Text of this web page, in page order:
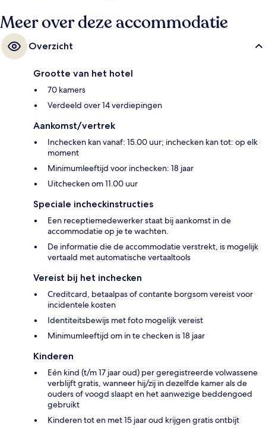
Meer over deze accommodatie
Overzicht
Grootte van het hotel
70 kamers
Verdeeld over 14 verdiepingen
Aankomst/vertrek
Inchecken kan vanaf: 15.00 uur; inchecken kan tot: op elk
moment
Minimumleeftijd voor inchecken: 18 jaar
Uitchecken om 11.00 uur
Speciale incheckinstructies
Een receptiemedewerker staat bij aankomst in de
accommodatie op je te wachten.
De informatie die de accommodatie verstrekt, is mogelijk
vertaald met automatische vertaaltools
Vereist bij het inchecken
Creditcard, betaalpas of contante borgsom vereist voor
incidentele kosten
Identiteitsbewijs met foto mogelijk vereist
Minimumleeftijd om in te checken is 18 jaar
Kinderen
Eén kind (t/m 17 jaar oud) per geregistreerde volwassene
verblijft gratis, wanneer hij/zij in dezelfde kamer als de
ouders of voogd slaapt en het aanwezige beddengoed
gebruikt
Kinderen tot en met 15 jaar oud krijgen gratis ontbijt